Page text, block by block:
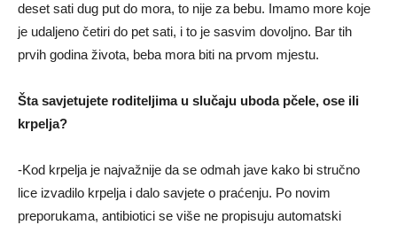
deset sati dug put do mora, to nije za bebu. Imamo more koje
je udalјeno četiri do pet sati, i to je sasvim dovolјno. Bar tih
prvih godina života, beba mora biti na prvom mjestu.
Šta savjetujete roditelјima u slučaju uboda pčele, ose ili
krpelјa?
-Kod krpelјa je najvažnije da se odmah jave kako bi stručno
lice izvadilo krpelјa i dalo savjete o praćenju. Po novim
preporukama, antibiotici se više ne propisuju automatski